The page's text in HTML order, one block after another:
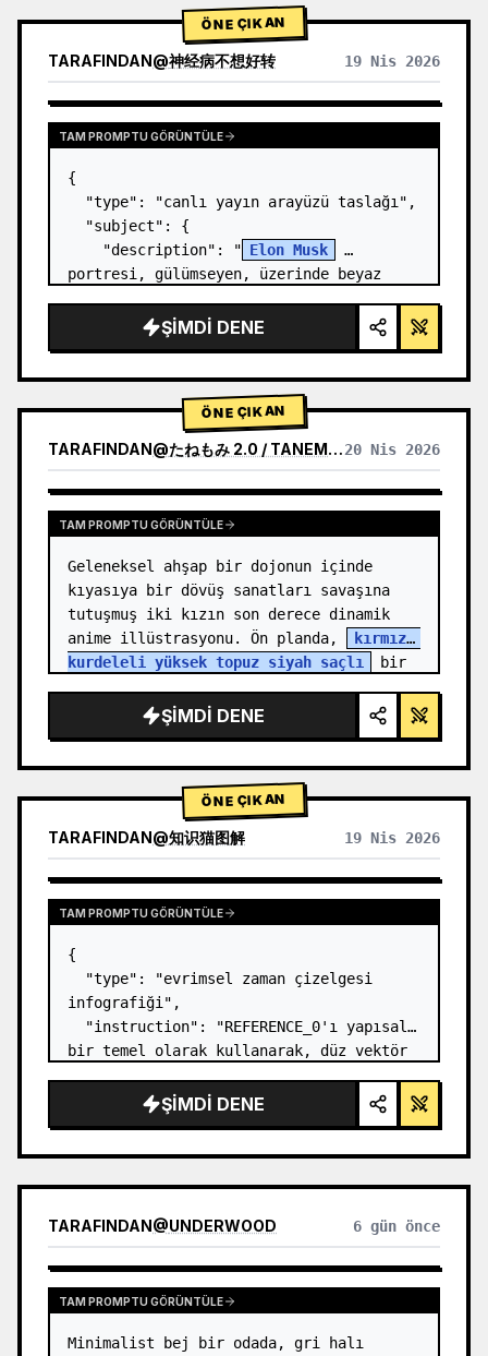
ÖNE ÇIKAN
TARAFINDAN@神经病不想好转 19 Nis 2026
TAM PROMPTU GÖRÜNTÜLE
{
  "type": "canlı yayın arayüzü taslağı",
  "subject": {
    "description": "
Elon Musk
portresi, gülümseyen, üzerinde beyaz
tişört giyiyor",
    "background": "sol tarafta
ŞIMDI DENE
ÖNE ÇIKAN
TARAFINDAN@たねもみ 2.0 / TANEMOMI VER2.0 20 Nis 2026
TAM PROMPTU GÖRÜNTÜLE
Geleneksel ahşap bir dojonun içinde
kıyasıya bir dövüş sanatları savaşına
tutuşmuş iki kızın son derece dinamik
anime illüstrasyonu. Ön planda,
kırmızı
kurdeleli yüksek topuz siyah saçlı
bir
ŞIMDI DENE
ÖNE ÇIKAN
TARAFINDAN@知识猫图解 19 Nis 2026
TAM PROMPTU GÖRÜNTÜLE
{
  "type": "evrimsel zaman çizelgesi
infografiği",
  "instruction": "REFERENCE_0'ı yapısal
bir temel olarak kullanarak, düz vektör
infografiğe dönüştürün. Pürüzsüz
rampaları belirgin taş basamaklarla
ŞIMDI DENE
TARAFINDAN@UNDERWOOD 6 gün önce
TAM PROMPTU GÖRÜNTÜLE
Minimalist bej bir odada, gri halı